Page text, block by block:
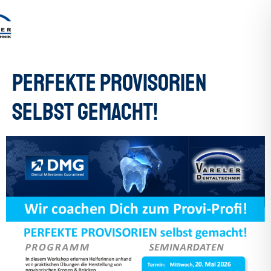
PERFEKTE PROVISORIEN
selbst gemacht!